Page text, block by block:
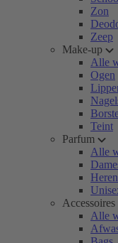
Zon
Zeep
Make-up
Alle
Ogen
Teint
Parfum
Alle
Heren
Accessoires
Alle